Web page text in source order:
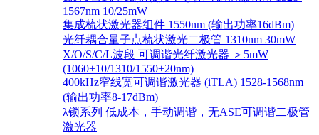
1567nm 10/25mW
集成梳状激光器组件 1550nm (输出功率16dBm)
光纤耦合量子点梳状激光二极管 1310nm 30mW
X/O/S/C/L波段 可调谐光纤激光器 ＞5mW
(1060±10/1310/1550±20nm)
400kHz窄线宽可调谐激光器 (iTLA) 1528-1568nm
(输出功率8-17dBm)
λ锁系列 低成本，手动调谐，无ASE可调谐二极管
激光器